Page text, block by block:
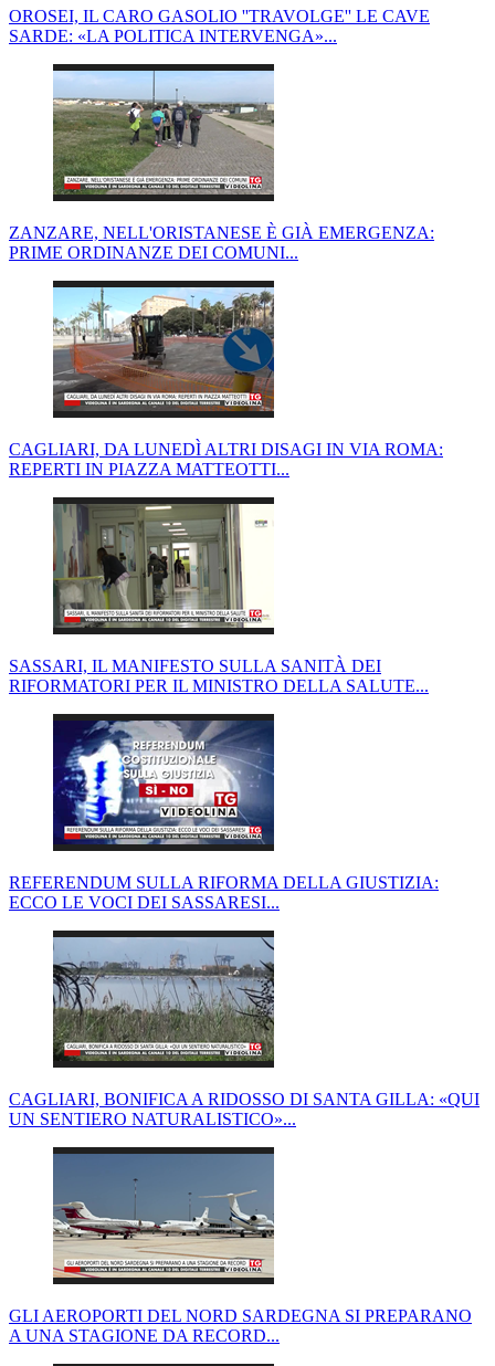
OROSEI, IL CARO GASOLIO ''TRAVOLGE'' LE CAVE
SARDE: «LA POLITICA INTERVENGA»...
ZANZARE, NELL'ORISTANESE È GIÀ EMERGENZA:
PRIME ORDINANZE DEI COMUNI...
CAGLIARI, DA LUNEDÌ ALTRI DISAGI IN VIA ROMA:
REPERTI IN PIAZZA MATTEOTTI...
SASSARI, IL MANIFESTO SULLA SANITÀ DEI
RIFORMATORI PER IL MINISTRO DELLA SALUTE...
REFERENDUM SULLA RIFORMA DELLA GIUSTIZIA:
ECCO LE VOCI DEI SASSARESI...
CAGLIARI, BONIFICA A RIDOSSO DI SANTA GILLA: «QUI
UN SENTIERO NATURALISTICO»...
GLI AEROPORTI DEL NORD SARDEGNA SI PREPARANO
A UNA STAGIONE DA RECORD...